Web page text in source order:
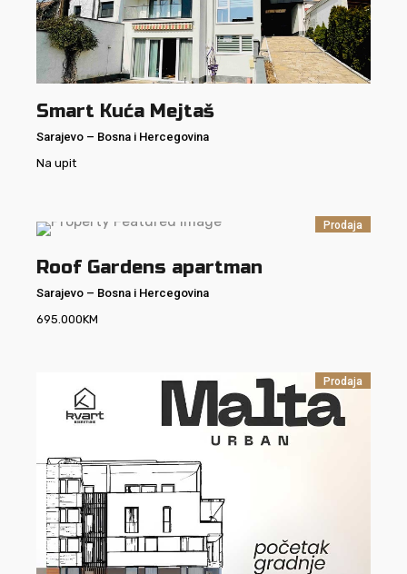
Smart Kuća Mejtaš
Sarajevo – Bosna i Hercegovina
Na upit
Prodaja
Roof Gardens apartman
Sarajevo – Bosna i Hercegovina
695.000KM
Prodaja